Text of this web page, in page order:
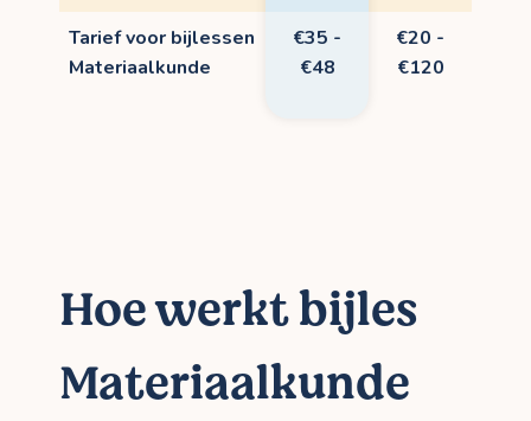
Tarief voor bijlessen
Materiaalkunde
€35 -
€48
€20 -
€120
Hoe werkt bijles
Materiaalkunde